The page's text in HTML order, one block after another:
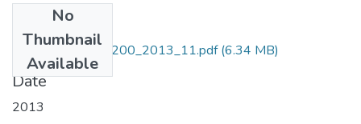
No
Thumbnail
Available
VisnykVDEUNU_200_2013_11.pdf(6.34 MB)
Date
2013